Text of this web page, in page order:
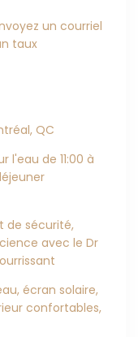
un courriel
taux
QC
l'eau de 11:00 à
de sécurité,
avec le Dr
écran solaire,
confortables,